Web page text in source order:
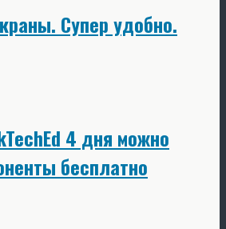
Супер удобно.
4 дня можно
бесплатно